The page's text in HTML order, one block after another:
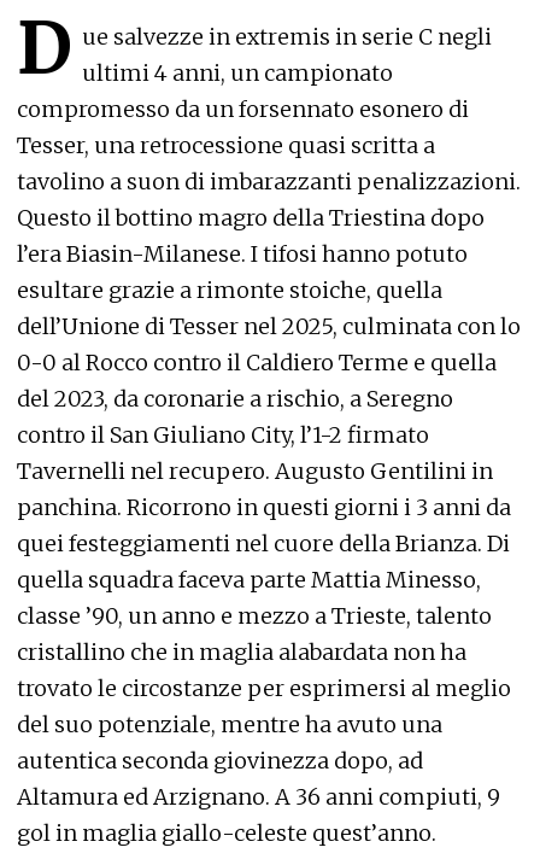
D ue salvezze in extremis in serie C negli
ultimi 4 anni, un campionato
compromesso da un forsennato esonero di
Tesser, una retrocessione quasi scritta a
tavolino a suon di imbarazzanti penalizzazioni.
Questo il bottino magro della Triestina dopo
l’era Biasin-Milanese. I tifosi hanno potuto
esultare grazie a rimonte stoiche, quella
dell’Unione di Tesser nel 2025, culminata con lo
0-0 al Rocco contro il Caldiero Terme e quella
del 2023, da coronarie a rischio, a Seregno
contro il San Giuliano City, l’1-2 firmato
Tavernelli nel recupero. Augusto Gentilini in
panchina. Ricorrono in questi giorni i 3 anni da
quei festeggiamenti nel cuore della Brianza. Di
quella squadra faceva parte Mattia Minesso,
classe ’90, un anno e mezzo a Trieste, talento
cristallino che in maglia alabardata non ha
trovato le circostanze per esprimersi al meglio
del suo potenziale, mentre ha avuto una
autentica seconda giovinezza dopo, ad
Altamura ed Arzignano. A 36 anni compiuti, 9
gol in maglia giallo-celeste quest’anno.